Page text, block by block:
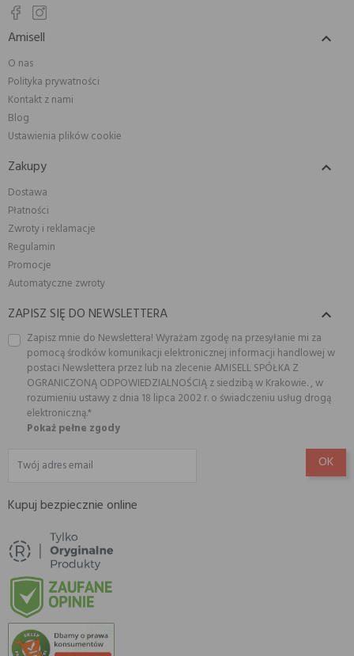
Amisell 
O nas
Polityka prywatności
Kontakt z nami
Blog
Ustawienia plików cookie
Zakupy 
Dostawa
Płatności
Zwroty i reklamacje
Regulamin
Promocje
Automatyczne zwroty
ZAPISZ SIĘ DO NEWSLETTERA 
Zapisz mnie do Newslettera! Wyrażam zgodę na przesyłanie mi za
pomocą środków komunikacji elektronicznej informacji handlowej w
postaci Newslettera przez lub na zlecenie AMISELL SPÓŁKA Z
OGRANICZONĄ ODPOWIEDZIALNOŚCIĄ z siedzibą w Krakowie. , w
rozumieniu ustawy z dnia 18 lipca 2002 r. o świadczeniu usług drogą
elektroniczną.*
Pokaż pełne zgody
Kupuj bezpiecznie online